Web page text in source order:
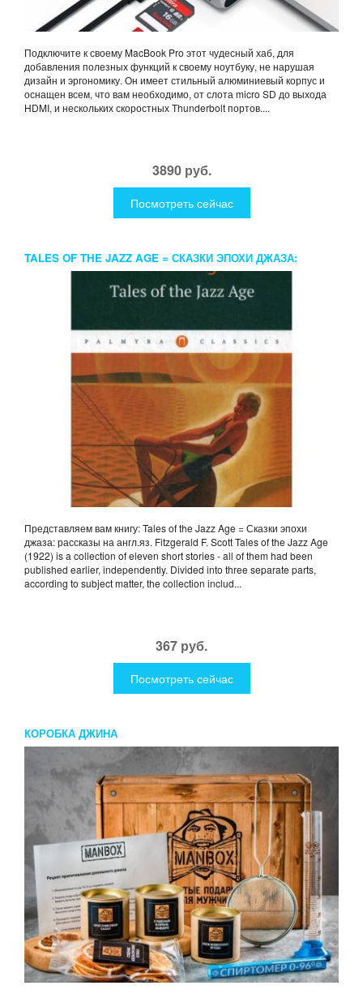
Подключите к своему MacBook Pro этот чудесный хаб, для
добавления полезных функций к своему ноутбуку, не нарушая
дизайн и эргономику. Он имеет стильный алюминиевый корпус и
оснащен всем, что вам необходимо, от слота micro SD до выхода
HDMI, и нескольких скоростных Thunderbolt портов....
3890 руб.
Посмотреть сейчас
TALES OF THE JAZZ AGE = СКАЗКИ ЭПОХИ ДЖАЗА:
РАССКАЗЫ НА АНГЛ.ЯЗ. FITZGERALD F. SCOTT
Представляем вам книгу: Tales of the Jazz Age = Сказки эпохи
джаза: рассказы на англ.яз. Fitzgerald F. Scott Tales of the Jazz Age
(1922) is a collection of eleven short stories - all of them had been
published earlier, independently. Divided into three separate parts,
according to subject matter, the collection includ...
367 руб.
Посмотреть сейчас
КОРОБКА ДЖИНА